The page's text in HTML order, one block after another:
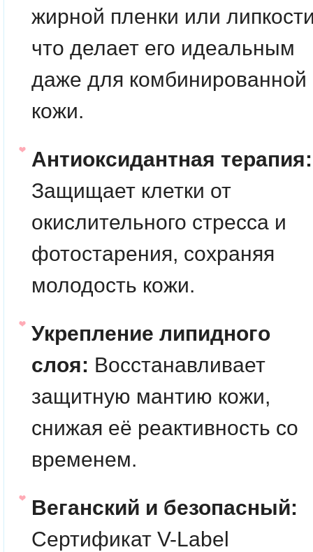
жирной пленки или
что делает его идеальным
даже для комбинированной
кожи.
Антиоксидантная терапия:
Защищает клетки от
окислительного стресса и
фотостарения, сохраняя
молодость кожи.
Укрепление липидного
слоя: Восстанавливает
защитную мантию кожи,
снижая её реактивность со
временем.
Веганский и безопасный:
Сертификат V-Label